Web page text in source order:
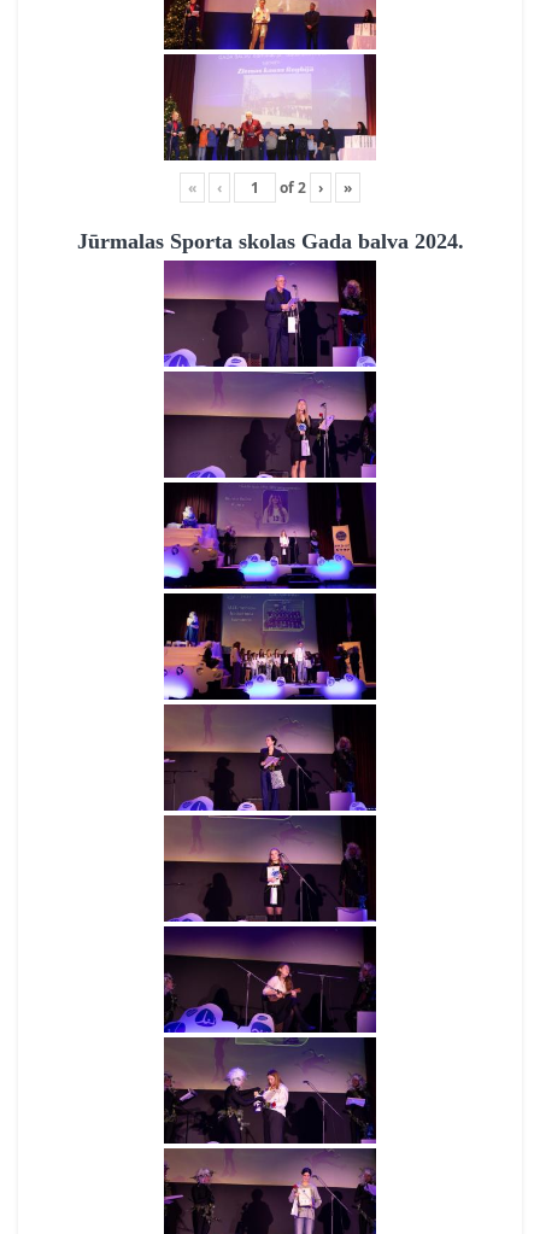
« ‹ of2 › »
Jūrmalas Sporta skolas Gada balva 2024.